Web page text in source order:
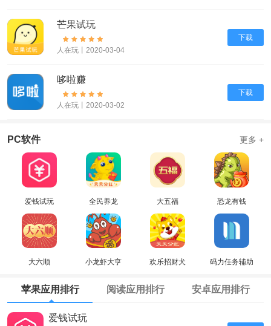
下载
芒果试玩
人在玩丨2020-03-04
下载
哆啦赚
人在玩丨2020-03-02
PC软件 更多 +
爱钱试玩 全民养龙 大五福 恐龙有钱
大六顺 小龙虾大亨 欢乐招财犬 码力任务辅助
苹果应用排行 阅读应用排行 安卓应用排行
爱钱试玩